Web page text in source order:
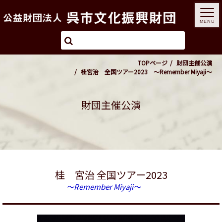
TOPページ
財団主催公演
桂宮治 全国ツアー2023 ～Remember Miyaji～
財団主催公演
桂 宮治 全国ツアー2023
～Remember Miyaji～
MENU